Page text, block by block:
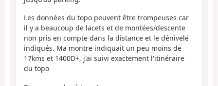
Les données du topo peuvent être trompeuses car
il y a beaucoup de lacets et de montées/descente
non pris en compte dans la distance et le dénivelé
indiqués. Ma montre indiquait un peu moins de
17kms et 1400D+, j'ai suivi exactement l'itinéraire
du topo